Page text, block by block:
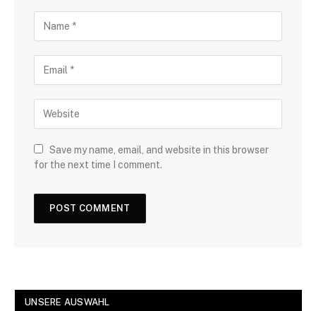
Save my name, email, and website in this browser
for the next time I comment.
UNSERE AUSWAHL